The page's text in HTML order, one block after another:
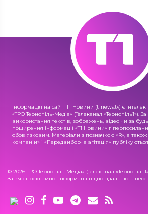
Інформація на сайті Т1 Новини (t1news.tv) є
«ТРО Тернопіль-Медіа» (Телеканал «Тернопіль1»).
використання текстів, зображень, відео чи за
поширення інформації «Т1 Новини»
обов'язковим. Матеріали з позначкою «R», а
компаній» і «Передвиборча агітація»
© 2026 ТРО Тернопіль-Медіа» (Телеканал
За зміст рекламної інформації відповідальність